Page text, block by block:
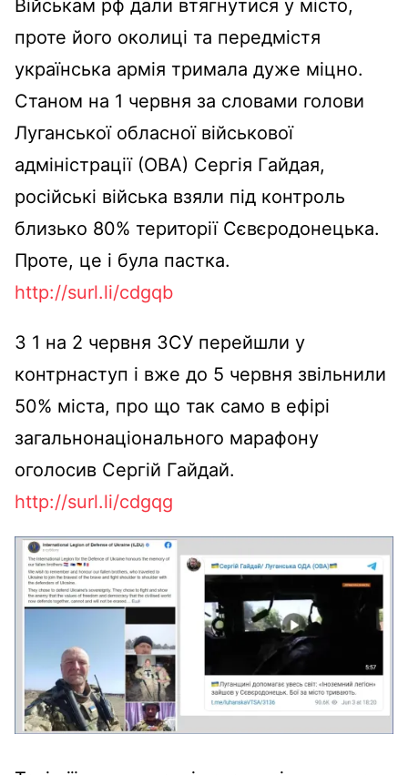
Військам рф дали втягнутися у місто,
проте його околиці та передмістя
українська армія тримала дуже міцно.
Станом на 1 червня за словами голови
Луганської обласної військової
адміністрації (ОВА) Сергія Гайдая,
російські війська взяли під контроль
близько 80% території Сєвєродонецька.
Проте, це і була пастка.
http://surl.li/cdgqb
З 1 на 2 червня ЗСУ перейшли у
контрнаступ і вже до 5 червня звільнили
50% міста, про що так само в ефірі
загальнонаціонального марафону
оголосив Сергій Гайдай.
http://surl.li/cdgqg